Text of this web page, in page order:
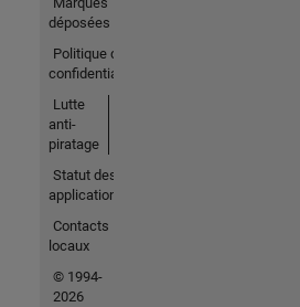
déposées
Politique de
confidentialité
Lutte
anti-
piratage
Statut des
applications
Contacts
locaux
© 1994-
2026